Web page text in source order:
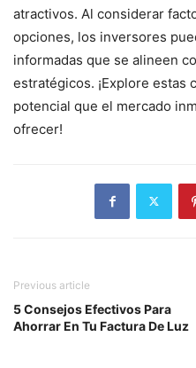
atractivos. Al considerar
opciones, los inversores
informadas que se alineen
estratégicos. ¡Explore estas
potencial que el mercado
ofrecer!
Previous article
5 Consejos Efectivos Para
Ahorrar En Tu Factura De Luz